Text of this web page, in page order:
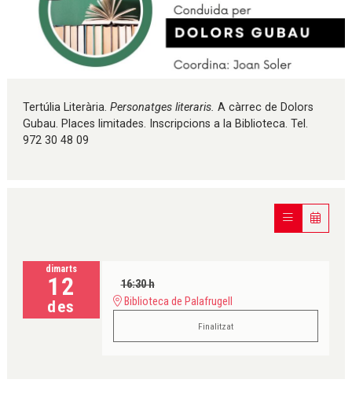
Tertúlia Literària. Personatges literaris. A càrrec de Dolors
Gubau. Places limitades. Inscripcions a la Biblioteca. Tel.
972 30 48 09
dimarts
12
des
16:30 h
Biblioteca de Palafrugell
Finalitzat